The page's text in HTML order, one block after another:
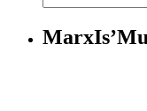
nach: